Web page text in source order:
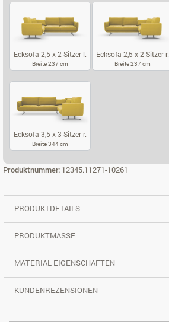
Ecksofa 2,5 x 2-Sitzer l.
Breite 237 cm
Ecksofa 2,5 x 2-Sitzer r.
Breite 237 cm
Ecksofa 3,5 x 3-Sitzer r.
Breite 344 cm
Produktnummer: 12345.11271-10261
PRODUKTDETAILS
PRODUKTMASSE
MATERIAL EIGENSCHAFTEN
KUNDENREZENSIONEN